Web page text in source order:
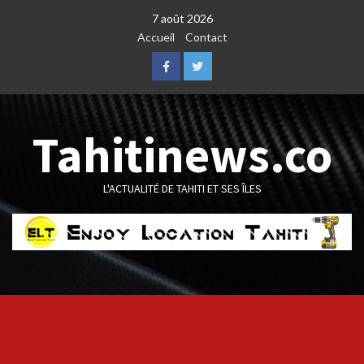
7 août 2026
Accueil
Contact
FacebookTwitter
Tahitinews.co
L'ACTUALITÉ DE TAHITI ET SES ÎLES